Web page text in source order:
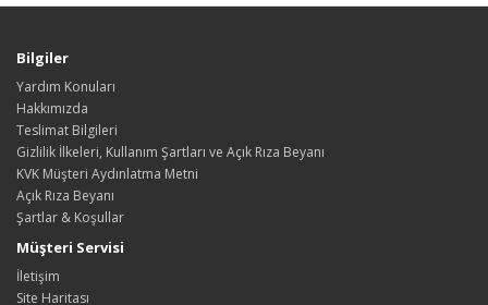
Bilgiler
Yardım Konuları
Hakkımızda
Teslimat Bilgileri
Gizlilik İlkeleri, Kullanım Şartları ve Açık Rıza Beyanı
KVK Müşteri Aydınlatma Metni
Açık Rıza Beyanı
Şartlar & Koşullar
Müşteri Servisi
İletişim
Site Haritası